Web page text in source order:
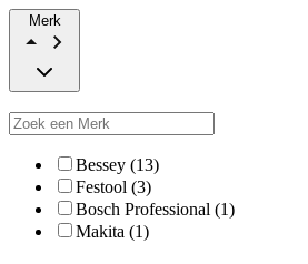
Merk
Bessey (13)
Festool (3)
Bosch Professional (1)
Makita (1)